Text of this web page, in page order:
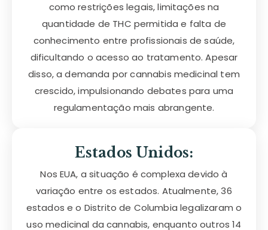
como restrições legais, limitações na
quantidade de THC permitida e falta de
conhecimento entre profissionais de saúde,
dificultando o acesso ao tratamento. Apesar
disso, a demanda por cannabis medicinal tem
crescido, impulsionando debates para uma
regulamentação mais abrangente.
Estados Unidos:
Nos EUA, a situação é complexa devido à
variação entre os estados. Atualmente, 36
estados e o Distrito de Columbia legalizaram o
uso medicinal da cannabis, enquanto outros 14